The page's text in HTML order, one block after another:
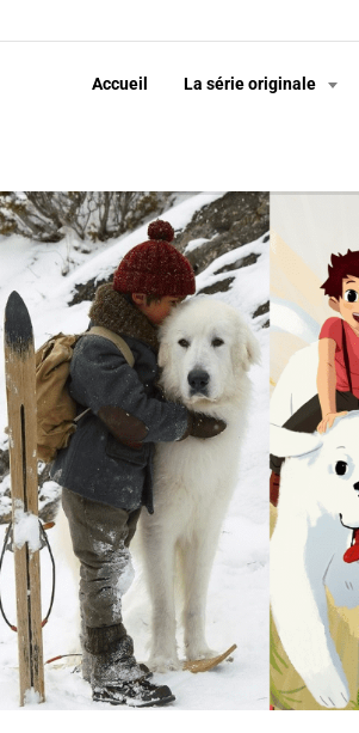
Accueil La série originale